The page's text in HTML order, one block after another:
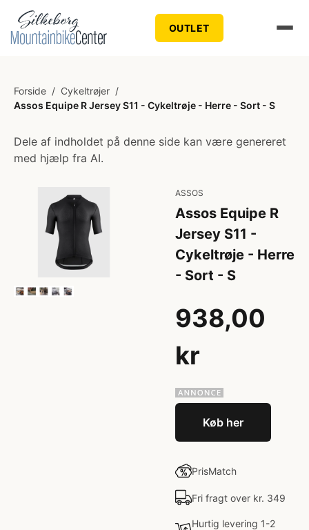
OUTLET
Forside / Cykeltrøjer /
Assos Equipe R Jersey S11 - Cykeltrøje - Herre - Sort - S
Dele af indholdet på denne side kan være genereret
med hjælp fra AI.
ASSOS
Assos Equipe R
Jersey S11 -
Cykeltrøje - Herre
- Sort - S
938,00
kr
Køb her
PrisMatch
Fri fragt over kr. 349
Hurtig levering 1-2